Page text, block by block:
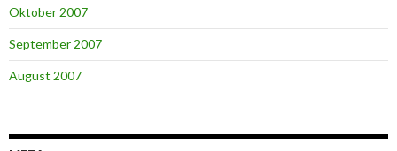
Oktober 2007
September 2007
August 2007